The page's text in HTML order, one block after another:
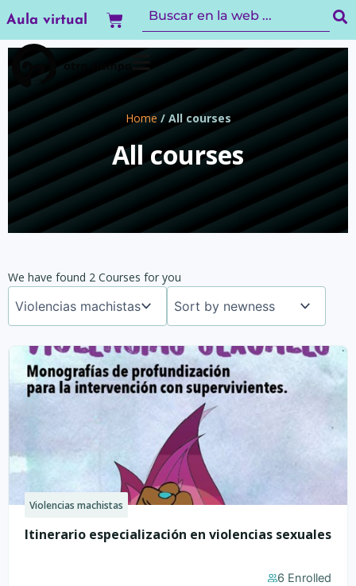
al
contenido
Aula virtual Carrito
Home / All courses
All courses
We have found 2 Courses for you
Violencias machistas
Itinerario especialización en violencias sexuales
6 Enrolled